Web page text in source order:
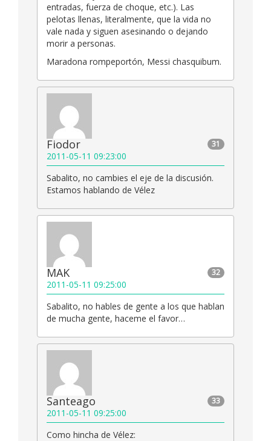
entradas, fuerza de choque, etc.). Las
pelotas llenas, literalmente, que la vida no
vale nada y siguen asesinando o dejando
morir a personas.
Maradona rompeportón, Messi chasquibum.
31
Fiodor
2011-05-11 09:23:00
Sabalito, no cambies el eje de la discusión.
Estamos hablando de Vélez
32
MAK
2011-05-11 09:25:00
Sabalito, no hables de gente a los que hablan
de mucha gente, haceme el favor…
33
Santeago
2011-05-11 09:25:00
Como hincha de Vélez: